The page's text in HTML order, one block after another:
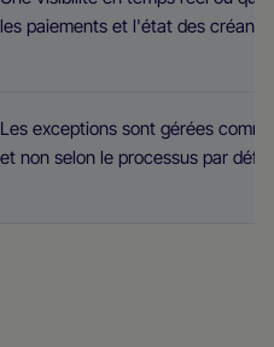
les paiements et l'état des
Les exceptions sont gérées
et non selon le processus par